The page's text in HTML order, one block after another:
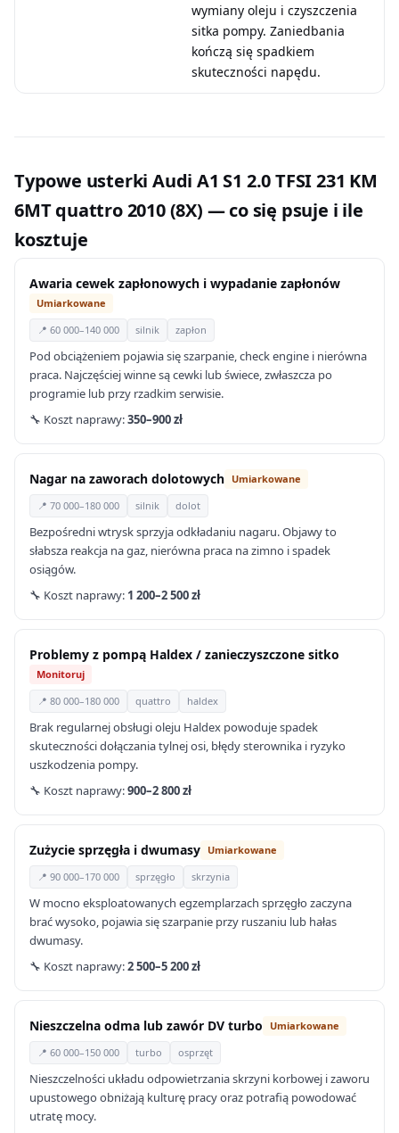
wymiany oleju i czyszczenia
sitka pompy. Zaniedbania
kończą się spadkiem
skuteczności napędu.
Typowe usterki Audi A1 S1 2.0 TFSI 231 KM
6MT quattro 2010 (8X) — co się psuje i ile
kosztuje
Awaria cewek zapłonowych i wypadanie zapłonów
Umiarkowane
📍 60 000–140 000
silnik zapłon
Pod obciążeniem pojawia się szarpanie, check engine i nierówna
praca. Najczęściej winne są cewki lub świece, zwłaszcza po
programie lub przy rzadkim serwisie.
🔧 Koszt naprawy:350–900 zł
Nagar na zaworach dolotowych Umiarkowane
📍 70 000–180 000 silnik dolot
Bezpośredni wtrysk sprzyja odkładaniu nagaru. Objawy to
słabsza reakcja na gaz, nierówna praca na zimno i spadek
osiągów.
🔧 Koszt naprawy: 1 200–2 500 zł
Problemy z pompą Haldex / zanieczyszczone sitko
Monitoruj
📍 80 000–180 000
quattro haldex
Brak regularnej obsługi oleju Haldex powoduje spadek
skuteczności dołączania tylnej osi, błędy sterownika i ryzyko
uszkodzenia pompy.
🔧 Koszt naprawy:900–2 800 zł
Zużycie sprzęgła i dwumasy Umiarkowane
📍 90 000–170 000 sprzęgło skrzynia
W mocno eksploatowanych egzemplarzach sprzęgło zaczyna
brać wysoko, pojawia się szarpanie przy ruszaniu lub hałas
dwumasy.
🔧 Koszt naprawy:2 500–5 200 zł
Nieszczelna odma lub zawór DV turbo Umiarkowane
📍 60 000–150 000 turbo osprzęt
Nieszczelności układu odpowietrzania skrzyni korbowej i zaworu
upustowego obniżają kulturę pracy oraz potrafią powodować
utratę mocy.